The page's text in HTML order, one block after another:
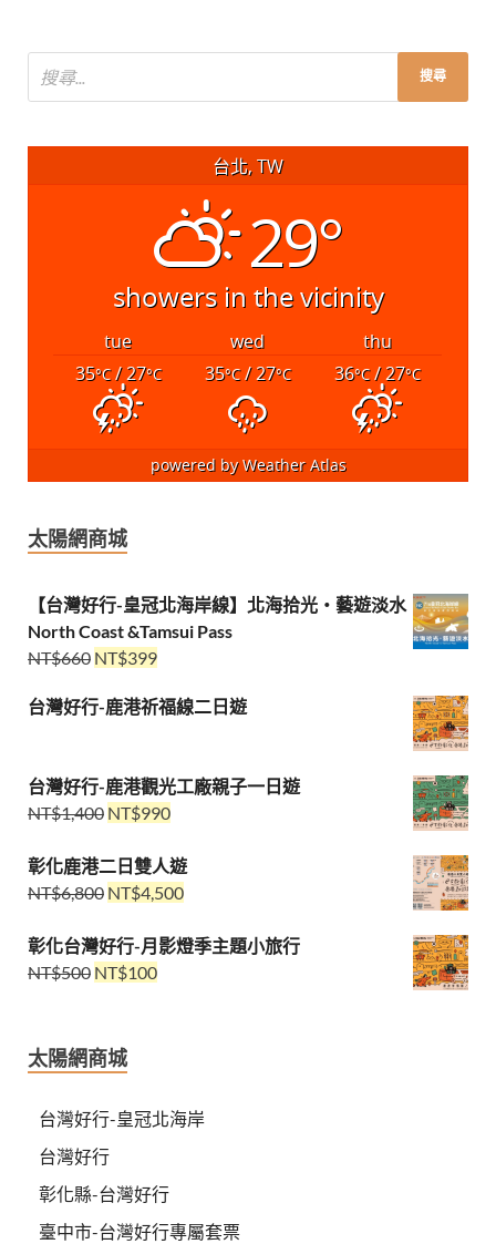
台北, TW
29°
showers in the vicinity
tue wed
thu
35°C/ 27°C 35°C/ 27°C 36°C/ 27°C
powered byWeather Atlas
太陽網商城
【台灣好行-皇冠北海岸線】北海拾光・藝遊淡水
North Coast &Tamsui Pass
NT$660 NT$399
台灣好行-鹿港祈福線二日遊
台灣好行-鹿港觀光工廠親子一日遊
NT$1,400 NT$990
彰化鹿港二日雙人遊
NT$6,800 NT$4,500
彰化台灣好行-月影燈季主題小旅行
NT$500 NT$100
太陽網商城
台灣好行-皇冠北海岸
台灣好行
彰化縣-台灣好行
臺中市-台灣好行專屬套票